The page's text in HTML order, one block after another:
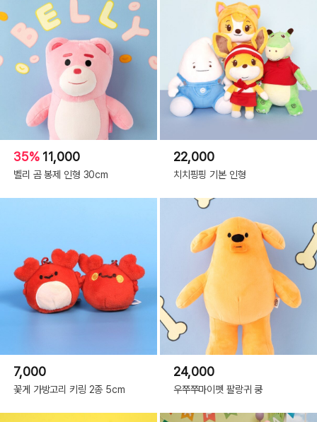
35% 11,000
벨리 곰 봉제 인형 30cm
22,000
치치핑핑 기본 인형
7,000
꽃게 가방고리 키링 2종 5cm
24,000
우쭈쭈마이펫 팔랑귀 쿵